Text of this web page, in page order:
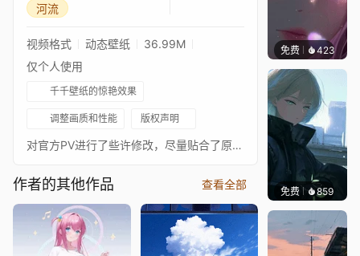
河流
视频格式 动态壁纸
36.99M
仅个人使用
千千壁纸的惊艳效果
调整画质和性能 版权声明
对官方PV进行了些许修改，尽量贴合了原图原图画师 あんよ（UID11611809）原图PID 89348462
作者的其他作品 查看全部
免费 423辰东
免费 859辰东